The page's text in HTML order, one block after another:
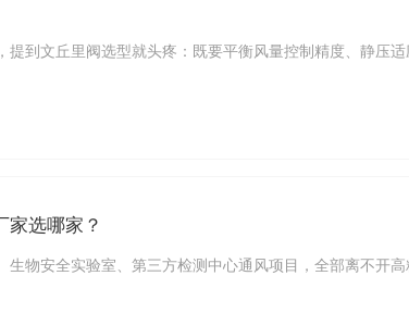
提到文丘里阀选型就头疼：既要平衡风量控制精度、静压
家选哪家？
生物安全实验室、第三方检测中心通风项目，全部离不开